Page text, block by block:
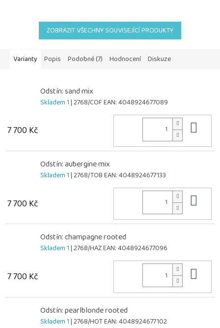
ZOBRAZIT VŠECHNY SOUVISEJÍCÍ PRODUKTY
Varianty Popis Podobné (7) Hodnocení Diskuze
Odstín: sand mix
Skladem 1| 2768/COFEAN:4048924677089
7 700 Kč
Odstín: aubergine mix
Skladem 1| 2768/TOBEAN:4048924677133
7 700 Kč
Odstín: champagne rooted
Skladem 1| 2768/HAZEAN:4048924677096
7 700 Kč
Odstín: pearlblonde rooted
Skladem 1| 2768/HOTEAN:4048924677102